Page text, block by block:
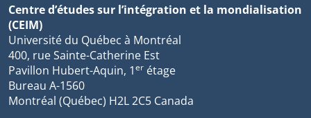
Centre d’études sur l’intégration et la mondialisation
(CEIM)
Université du Québec à Montréal
400, rue Sainte-Catherine Est
Pavillon Hubert-Aquin, 1er étage
Bureau A-1560
Montréal (Québec) H2L 2C5 Canada